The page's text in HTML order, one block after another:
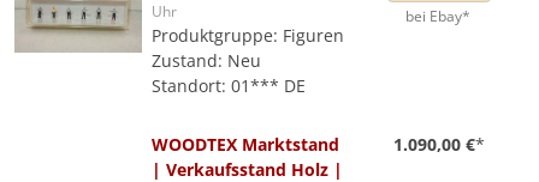
Uhr
Produktgruppe: Figuren
Zustand: Neu
Standort: 01*** DE
bei Ebay*
WOODTEX Marktstand
| Verkaufsstand Holz |
1.090,00 €*